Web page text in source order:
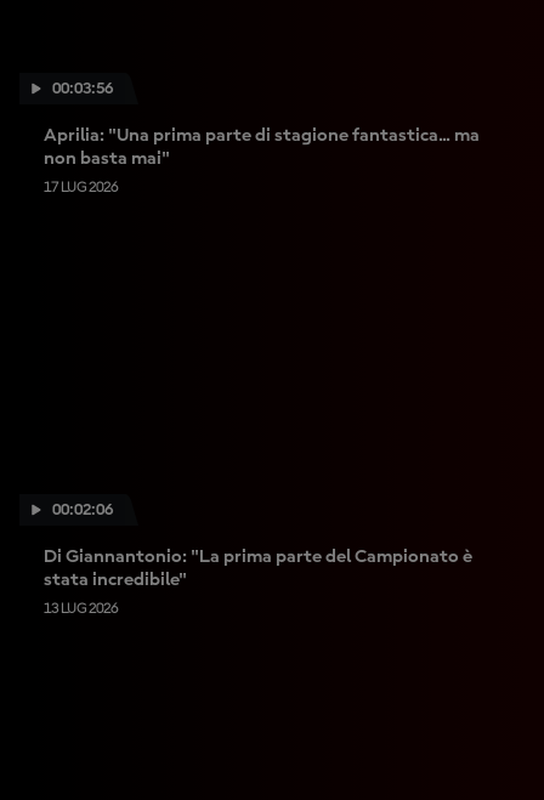
00:03:56
Aprilia: "Una prima parte di stagione fantastica... ma
non basta mai"
17 LUG 2026
00:02:06
Di Giannantonio: "La prima parte del Campionato è
stata incredibile"
13 LUG 2026